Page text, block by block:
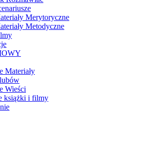
Merytoryczne
Metodyczne
Materiały
Wieści
książki i filmy